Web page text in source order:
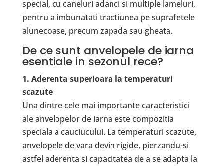
special, cu caneluri adanci si multiple lameluri,
pentru a imbunatati tractiunea pe suprafetele
alunecoase, precum zapada sau gheata.
De ce sunt anvelopele de iarna
esentiale in sezonul rece?
1. Aderenta superioara la temperaturi
scazute
Una dintre cele mai importante caracteristici
ale anvelopelor de iarna este compozitia
speciala a cauciucului. La temperaturi scazute,
anvelopele de vara devin rigide, pierzandu-si
astfel aderenta si capacitatea de a se adapta la